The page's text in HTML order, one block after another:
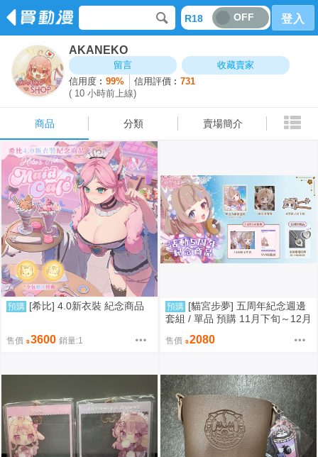
R18 OFF 登入
AKANEKO
留言
收藏賣家
信用度︰99% 信用評價︰731
( 10 小時前上線)
商品 分類 賣場簡介
預購 [希比] 4.0新衣裝 紀念商品
售價 3600 銷量:1
預購 [貓宮步夢] 五周年紀念週邊
套組 / 單品 預購 11月下旬～12月
售價 2080
商品 分類